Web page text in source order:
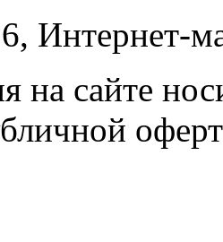
Интернет-
на сайте